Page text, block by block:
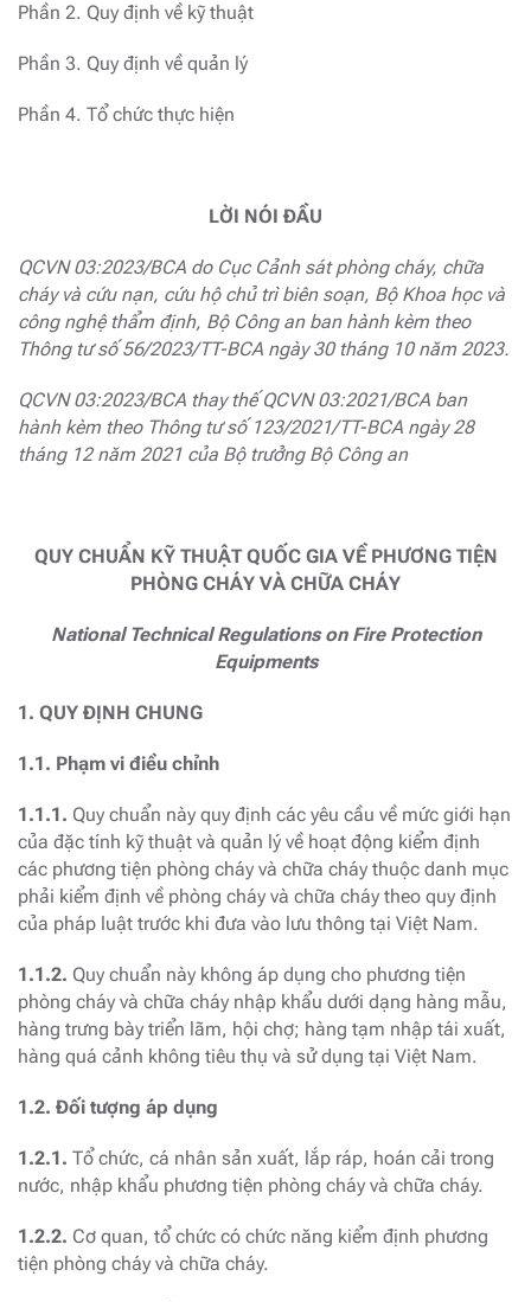
Phần 2. Quy định về kỹ thuật
Phần 3. Quy định về quản lý
Phần 4. Tổ chức thực hiện
LỜI NÓI ĐẦU
QCVN 03:2023/BCA do Cục Cảnh sát phòng cháy, chữa
cháy và cứu nạn, cứu hộ chủ trì biên soạn, Bộ Khoa học và
công nghệ thẩm định, Bộ Công an ban hành kèm theo
Thông tư số 56/2023/TT-BCA ngày 30 tháng 10 năm 2023.
QCVN 03:2023/BCA thay thế QCVN 03:2021/BCA ban
hành kèm theo Thông tư số 123/2021/TT-BCA ngày 28
tháng 12 năm 2021 của Bộ trưởng Bộ Công an
QUY CHUẨN KỸ THUẬT QUỐC GIA VỀ PHƯƠNG TIỆN
PHÒNG CHÁY VÀ CHỮA CHÁY
National Technical Regulations on Fire Protection
Equipments
1. QUY ĐỊNH CHUNG
1.1. Phạm vi điều chỉnh
1.1.1. Quy chuẩn này quy định các yêu cầu về mức giới hạn
của đặc tính kỹ thuật và quản lý về hoạt động kiểm định
các phương tiện phòng cháy và chữa cháy thuộc danh mục
phải kiểm định về phòng cháy và chữa cháy theo quy định
của pháp luật trước khi đưa vào lưu thông tại Việt Nam.
1.1.2. Quy chuẩn này không áp dụng cho phương tiện
phòng cháy và chữa cháy nhập khẩu dưới dạng hàng mẫu,
hàng trưng bày triển lãm, hội chợ; hàng tạm nhập tái xuất,
hàng quá cảnh không tiêu thụ và sử dụng tại Việt Nam.
1.2. Đối tượng áp dụng
1.2.1. Tổ chức, cá nhân sản xuất, lắp ráp, hoán cải trong
nước, nhập khẩu phương tiện phòng cháy và chữa cháy.
1.2.2. Cơ quan, tổ chức có chức năng kiểm định phương
tiện phòng cháy và chữa cháy.